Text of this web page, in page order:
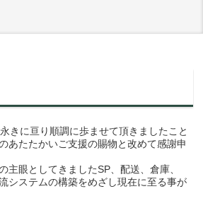
きに亘り順調に歩ませて頂きましたこと
あたたかいご支援の賜物と改めて感謝申
眼としてきましたSP、配送、倉庫、
システムの構築をめざし現在に至る事が